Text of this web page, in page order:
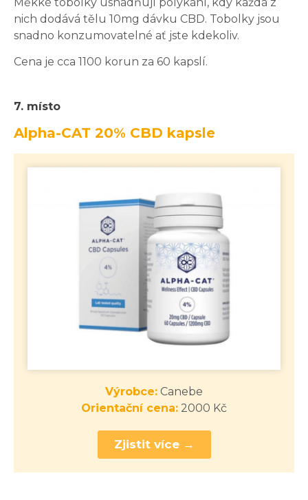
nich dodává tělu 10mg dávku CBD. Tobolky jsou
snadno konzumovatelné ať jste kdekoliv.
Cena je cca 1100 korun za 60 kapslí.
7. místo
Alpha-CAT 20% CBD kapsle
Výrobce: Canebe
Orientační cena: 2000 Kč
Zjistit více →